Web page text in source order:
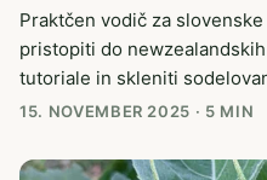
Praktčen vodič za
pristopiti do
tutoriale in skleniti
15. NOVEMBER 2025 · 5 MIN